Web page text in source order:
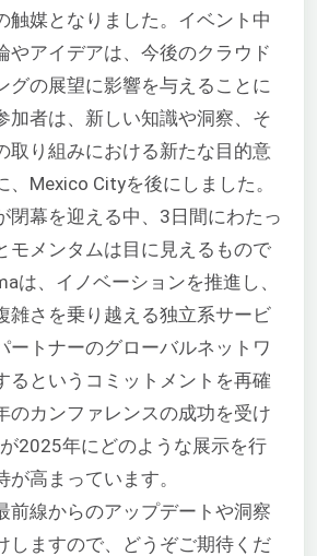
触媒となりました。イベント中
やアイデアは、今後のクラウド
グの展望に影響を与えることに
加者は、新しい知識や洞察、そ
取り組みにおける新たな目的意
、Mexico Cityを後にしました。
閉幕を迎える中、3日間にわたっ
モメンタムは目に見えるもので
は、イノベーションを推進し、
雑さを乗り越える独立系サービ
ートナーのグローバルネットワ
るというコミットメントを再確
のカンファレンスの成功を受け
2025年にどのような展示を行
が高まっています。
前線からのアップデートや洞察
しますので、どうぞご期待くだ